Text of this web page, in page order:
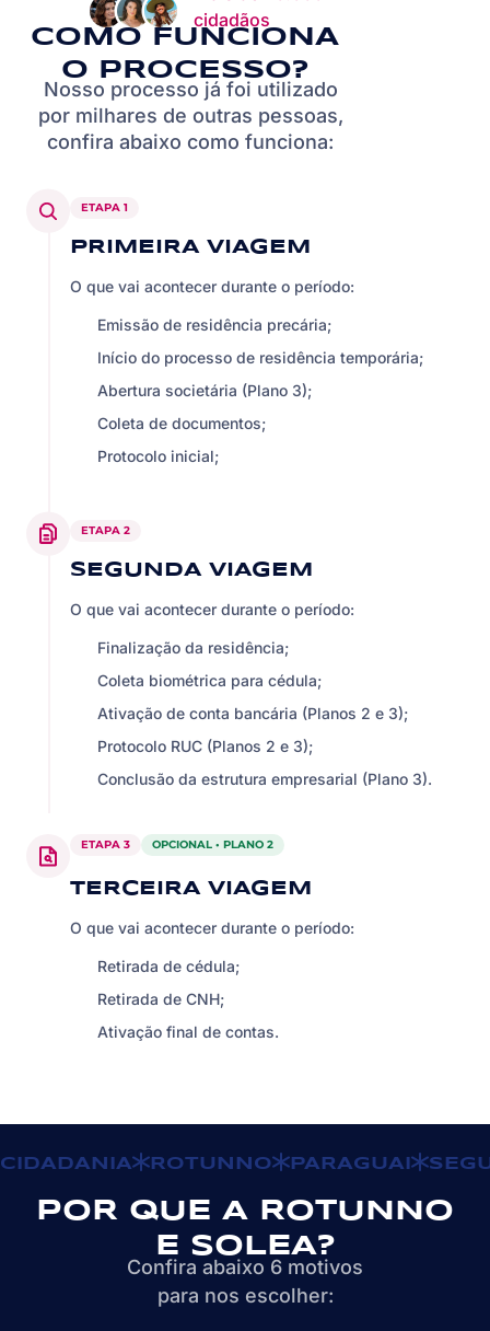
cidadãos
COMO FUNCIONA
O PROCESSO?
Nosso processo já foi utilizado
por milhares de outras pessoas,
confira abaixo como funciona:
ETAPA 1
PRIMEIRA VIAGEM
O que vai acontecer durante o período:
Emissão de residência precária;
Início do processo de residência temporária;
Abertura societária (Plano 3);
Coleta de documentos;
Protocolo inicial;
ETAPA 2
SEGUNDA VIAGEM
O que vai acontecer durante o período:
Finalização da residência;
Coleta biométrica para cédula;
Ativação de conta bancária (Planos 2 e 3);
Protocolo RUC (Planos 2 e 3);
Conclusão da estrutura empresarial (Plano 3).
ETAPA 3 OPCIONAL • PLANO 2
TERCEIRA VIAGEM
O que vai acontecer durante o período:
Retirada de cédula;
Retirada de CNH;
Ativação final de contas.
CIDADANIA ROTUNNO PARAGUAI
POR QUE A ROTUNNO
E SOLEA?
Confira abaixo 6 motivos
para nos escolher: